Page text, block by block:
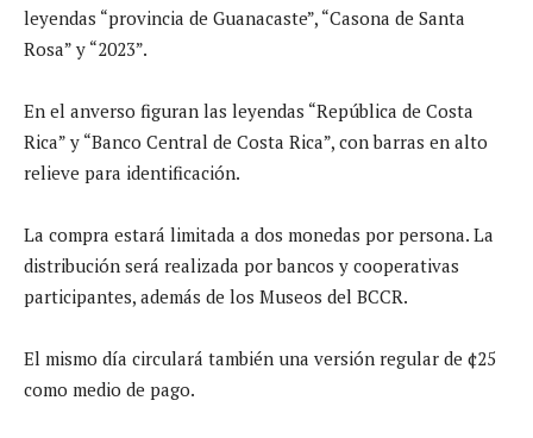
leyendas “provincia de Guanacaste”, “Casona de Santa
Rosa” y “2023”.
En el anverso figuran las leyendas “República de Costa
Rica” y “Banco Central de Costa Rica”, con barras en alto
relieve para identificación.
La compra estará limitada a dos monedas por persona. La
distribución será realizada por bancos y cooperativas
participantes, además de los Museos del BCCR.
El mismo día circulará también una versión regular de ¢25
como medio de pago.